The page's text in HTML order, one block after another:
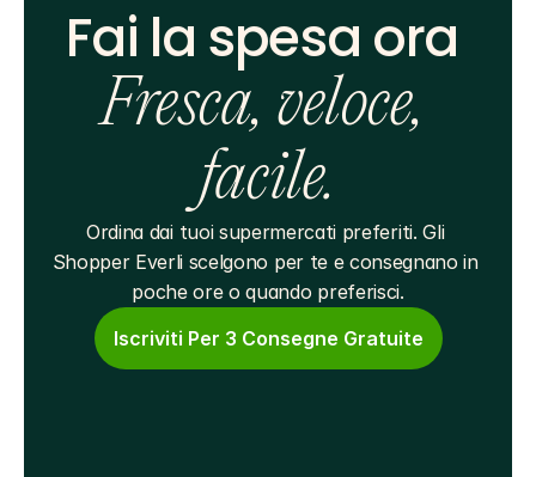
Fai la spesa ora
Fresca, veloce,
facile.
Ordina dai tuoi supermercati preferiti. Gli
Shopper Everli scelgono per te e consegnano in
poche ore o quando preferisci.
Iscriviti Per 3 Consegne Gratuite